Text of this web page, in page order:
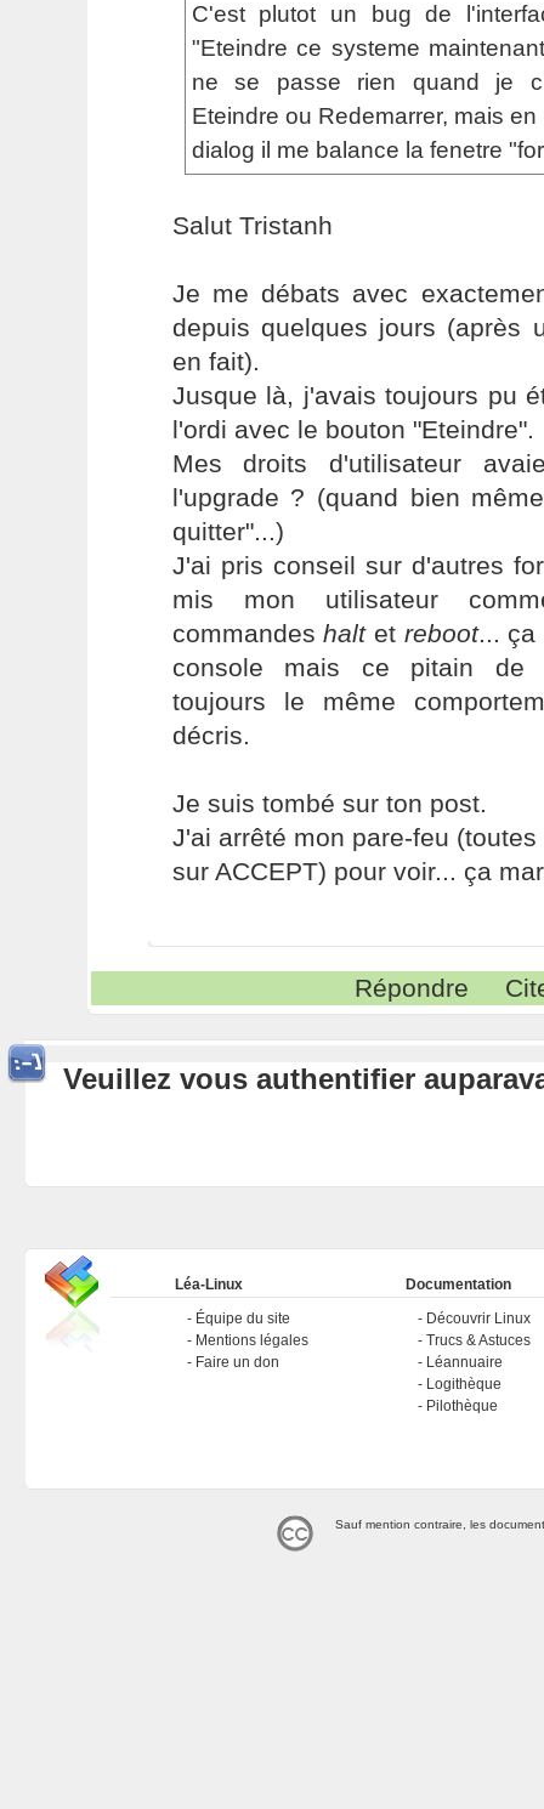
C'est plutot un bug de
"Eteindre ce systeme
ne se passe rien quand je
Eteindre ou Redemarrer, mais
dialog il me balance la fenetre
Salut Tristanh
Je me débats avec
depuis quelques jours (après
en fait).
Jusque là, j'avais toujours pu
l'ordi avec le bouton "Eteindre".
Mes droits d'utilisateur
l'upgrade ? (quand bien
quitter"...)
J'ai pris conseil sur d'autres
mis mon utilisateur
commandeshaltet reboot... ça
console mais ce pitain de
toujours le même
décris.
Je suis tombé sur ton post.
J'ai arrêté mon pare-feu
sur ACCEPT) pour voir... ça
Répondre
Veuillez vous authentifier
Léa-Linux
Équipe du site
Mentions légales
Faire un don
Documentation
Découvrir Linux
Trucs & Astuces
Léannuaire
Logithèque
Pilothèque
Sauf mention contraire, les